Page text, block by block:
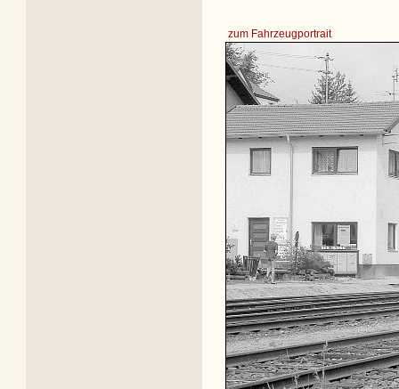
zum Fahrzeugportrait